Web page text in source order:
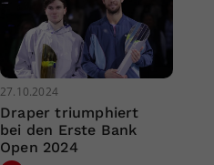
27.10.2024
Draper triumphiert
bei den Erste Bank
Open 2024